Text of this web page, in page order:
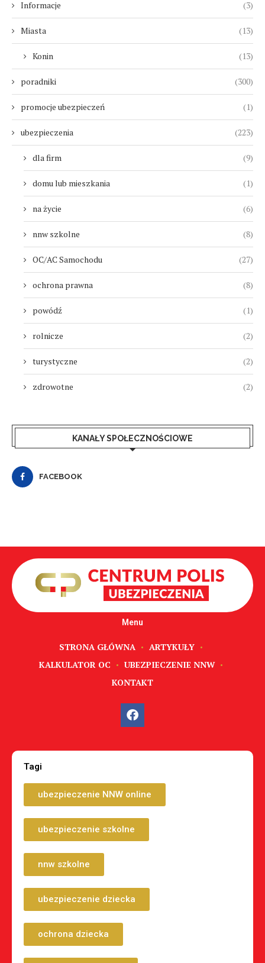
Informacje (3)
Miasta (13)
Konin (13)
poradniki (300)
promocje ubezpieczeń (1)
ubezpieczenia (223)
dla firm (9)
domu lub mieszkania (1)
na życie (6)
nnw szkolne (8)
OC/AC Samochodu (27)
ochrona prawna (8)
powódź (1)
rolnicze (2)
turystyczne (2)
zdrowotne (2)
KANAŁY SPOŁECZNOŚCIOWE
FACEBOOK
Menu
STRONA GŁÓWNA
ARTYKUŁY
KALKULATOR OC
UBEZPIECZENIE NNW
KONTAKT
Tagi
ubezpieczenie NNW online
ubezpieczenie szkolne
nnw szkolne
ubezpieczenie dziecka
ochrona dziecka